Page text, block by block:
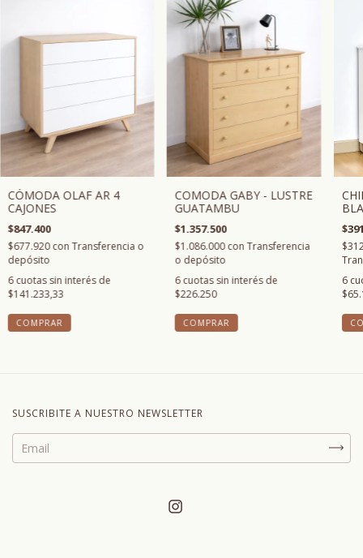
CÓMODA OLAF AR 4
CAJONES
$847.400
$677.920con Transferencia o
depósito
6cuotas sin interés de
$141.233,33
COMPRAR
COMODA GABY - LUSTRE
GUATAMBU
$1.357.500
$1.086.000con Transferencia
o depósito
6cuotas sin interés de
$226.250
COMPRAR
6
SUSCRIBITE A NUESTRO NEWSLETTER